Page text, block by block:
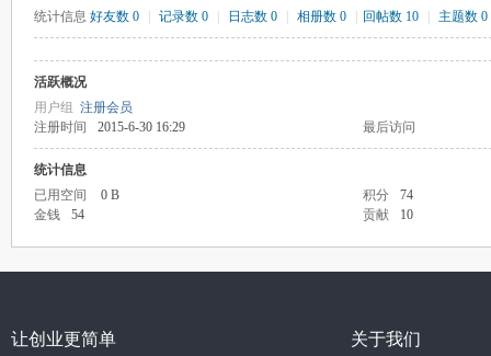
统计信息 好友数 0 记录数 0 日志数 0 相册数 0 回帖数 10 主题数 0
活跃概况
用户组 注册会员
注册时间
2015-6-30 16:29 最后访问
统计信息
已用空间
0 B 积分
74
金钱
54 贡献 10
让创业更简单 关于我们